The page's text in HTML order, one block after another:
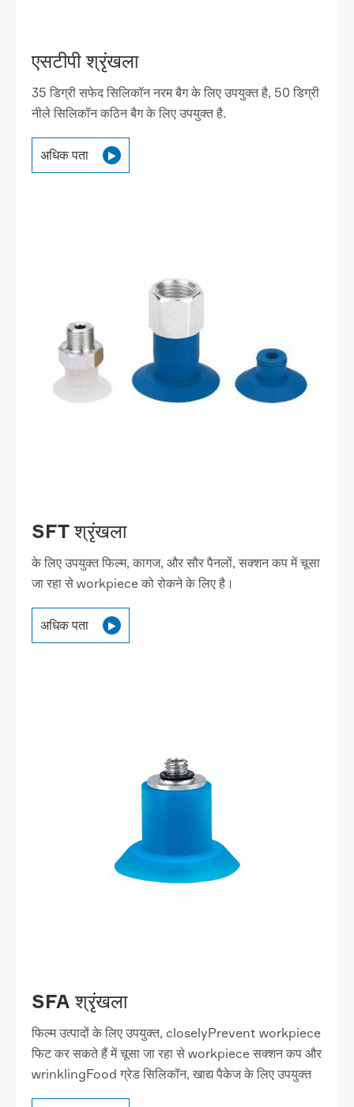
एसटीपी श्रृंखला
35 डिग्री सफेद सिलिकॉन नरम बैग के लिए उपयुक्त है, 50 डिग्री
नीले सिलिकॉन कठिन बैग के लिए उपयुक्त है.
अधिक पता 
SFT श्रृंखला
के लिए उपयुक्त फिल्म, कागज, और सौर पैनलों, सक्शन कप में चूसा
जा रहा से workpiece को रोकने के लिए है।
अधिक पता 
SFA श्रृंखला
फिल्म उत्पादों के लिए उपयुक्त, closelyPrevent workpiece
फिट कर सकते हैं में चूसा जा रहा से workpiece सक्शन कप और
wrinklingFood ग्रेड सिलिकॉन, खाद्य पैकेज के लिए उपयुक्त